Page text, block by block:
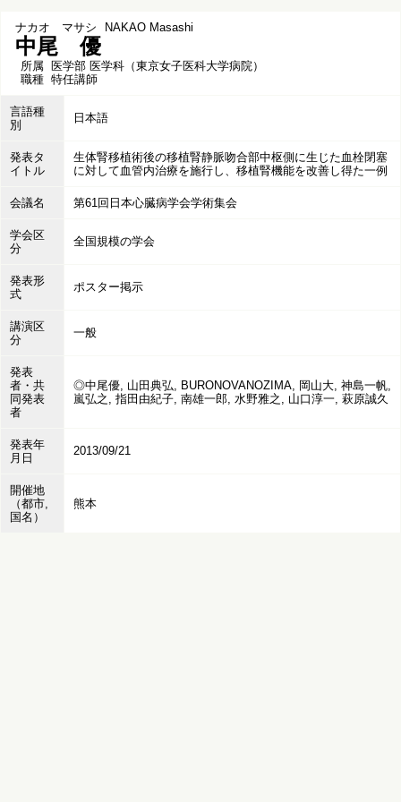
ナカオ マサシ NAKAO Masashi
中尾 優
所属 医学部 医学科（東京女子医科大学病院）
職種 特任講師
言語種
別
日本語
発表タ
イトル
生体腎移植術後の移植腎静脈吻合部中枢側に生じた血栓閉塞
に対して血管内治療を施行し、移植腎機能を改善し得た一例
会議名 第61回日本心臓病学会学術集会
学会区
分
全国規模の学会
発表形
式
ポスター掲示
講演区
分
一般
発表
者・共
同発表
者
◎中尾優, 山田典弘, BURONOVANOZIMA, 岡山大, 神島一帆,
嵐弘之, 指田由紀子, 南雄一郎, 水野雅之, 山口淳一, 萩原誠久
発表年
月日
2013/09/21
開催地
（都市,
国名）
熊本